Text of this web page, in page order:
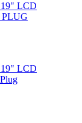
LCD
PLUG
LCD